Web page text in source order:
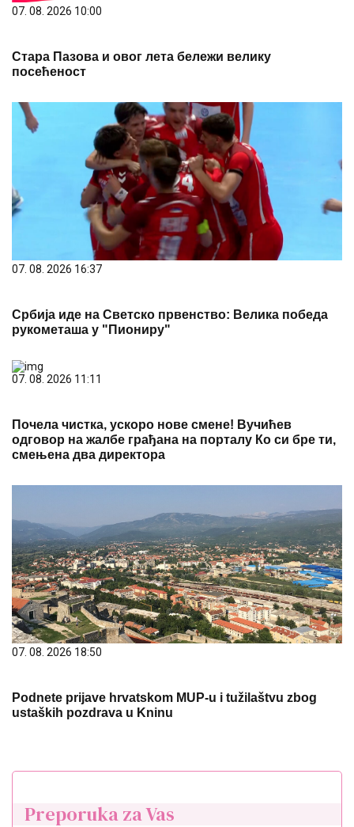
07. 08. 2026 10:00
Стара Пазова и овог лета бележи велику
посећеност
07. 08. 2026 16:37
Србија иде на Светско првенство: Велика победа
рукометаша у "Пиониру"
07. 08. 2026 11:11
Почела чистка, ускоро нове смене! Вучићев
одговор на жалбе грађана на порталу Ко си бре ти,
смењена два директора
07. 08. 2026 18:50
Podnete prijave hrvatskom MUP-u i tužilaštvu zbog
ustaških pozdrava u Kninu
Preporuka za Vas